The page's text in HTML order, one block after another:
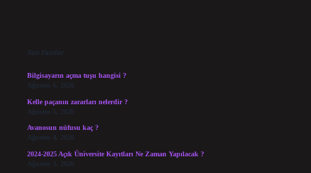
Son Yazılar
Bilgisayarın açma tuşu hangisi ?
Ağustos 6, 2026
Kelle paçanın zararları nelerdir ?
Ağustos 5, 2026
Avanosun nüfusu kaç ?
Ağustos 4, 2026
2024-2025 Açık Üniversite Kayıtları Ne Zaman Yapılacak ?
Ağustos 3, 2026